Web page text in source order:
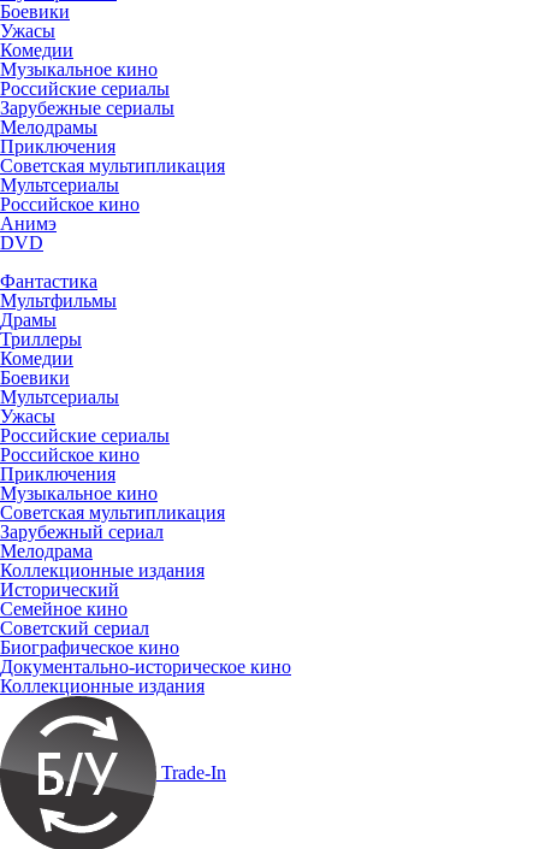
Боевики
Ужасы
Комедии
Музыкальное кино
Российские сериалы
Зарубежные сериалы
Мелодрамы
Приключения
Советская мультипликация
Мультсериалы
Российское кино
Анимэ
DVD
Фантастика
Мультфильмы
Драмы
Триллеры
Комедии
Боевики
Мультсериалы
Ужасы
Российские сериалы
Российское кино
Приключения
Музыкальное кино
Советская мультипликация
Зарубежный сериал
Мелодрама
Коллекционные издания
Исторический
Семейное кино
Советский сериал
Биографическое кино
Документально-историческое кино
Коллекционные издания
Trade-In